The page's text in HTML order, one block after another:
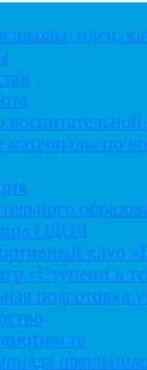
школы: идеи,
материалы по
ОДОД
клуб
«Ступени к
подготовка